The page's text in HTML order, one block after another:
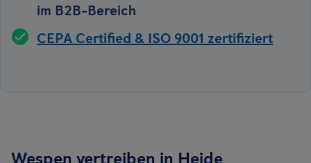
im B2B-Bereich
CEPA Certified & ISO 9001 zertifiziert
Wespen vertreiben in Heide